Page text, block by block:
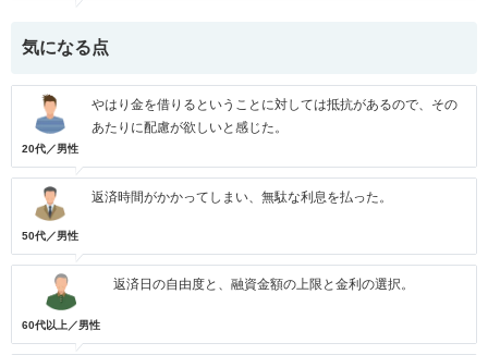
気になる点
20代／男性
やはり金を借りるということに対しては抵抗があるので、その
あたりに配慮が欲しいと感じた。
50代／男性
返済時間がかかってしまい、無駄な利息を払った。
60代以上／男性
返済日の自由度と、融資金額の上限と金利の選択。